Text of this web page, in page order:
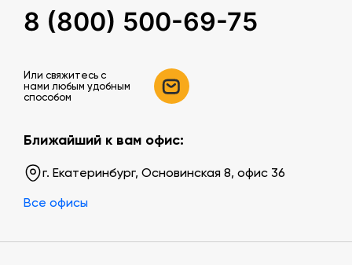
8 (800) 500-69-75
Или свяжитесь c
нами любым удобным
способом
Ближайший к вам офис:
г. Екатеринбург, Основинская 8, офис 36
Все офисы